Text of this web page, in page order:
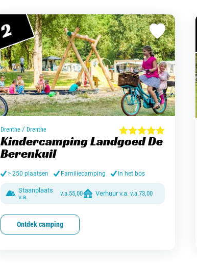
2
Drenthe / Drenthe
Kindercamping Landgoed De
Berenkuil
> 250 plaatsen Familiecamping In het bos
Staanplaats
v.a.
v.a.55,00 Verhuur v.a. v.a.73,00
Ontdek camping